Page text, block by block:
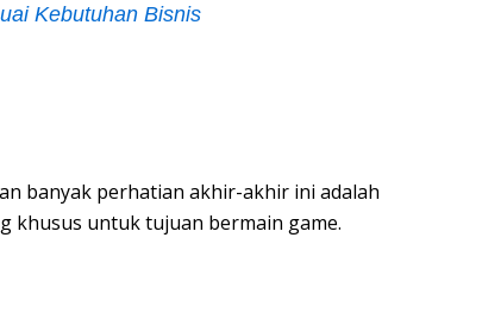
Kebutuhan Bisnis
banyak perhatian akhir-akhir ini adalah
khusus untuk tujuan bermain game.